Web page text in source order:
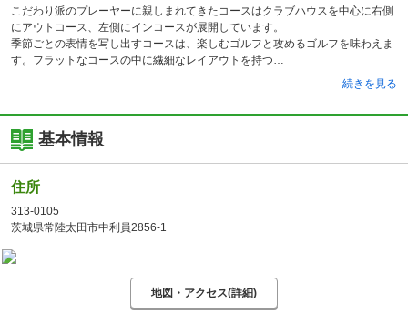
こだわり派のプレーヤーに親しまれてきたコースはクラブハウスを中心に右側
にアウトコース、左側にインコースが展開しています。
季節ごとの表情を写し出すコースは、楽しむゴルフと攻めるゴルフを味わえま
す。フラットなコースの中に繊細なレイアウトを持つ
続きを見る
基本情報
住所
313-0105
茨城県常陸太田市中利員2856-1
地図・アクセス(詳細)